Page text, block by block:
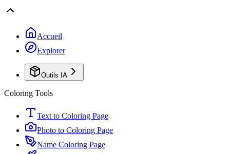
Accueil
Explorer
Outils IA
Coloring Tools
Text to Coloring Page
Photo to Coloring Page
Name Coloring Page